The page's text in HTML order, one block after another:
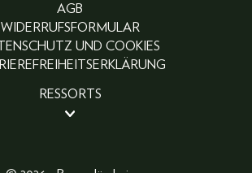
AGB
WIDERRUFSFORMULAR
UND COOKIES
RESSORTS